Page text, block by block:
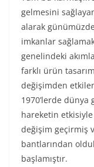
gelmesini
alarak
imkanlar
genelindeki
farklı ürün
değişimden
1970’lerde
hareketin
değişim geçirmiş
bantlarından
başlamıştır.